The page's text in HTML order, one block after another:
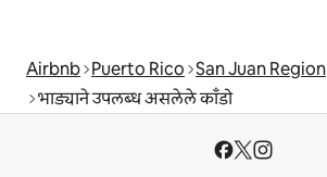
Airbnb Puerto Rico San Juan Region
भाड्याने उपलब्ध असलेले काँडो